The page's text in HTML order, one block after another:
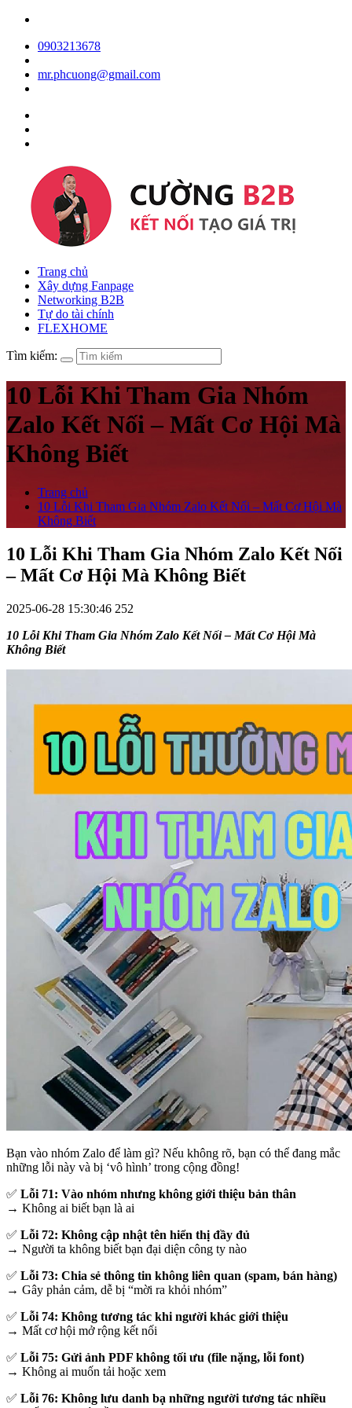
0903213678
mr.phcuong@gmail.com
Trang chủ
Xây dựng Fanpage
Networking B2B
Tự do tài chính
FLEXHOME
Tìm kiếm:
10 Lỗi Khi Tham Gia Nhóm
Zalo Kết Nối – Mất Cơ Hội Mà
Không Biết
Trang chủ
10 Lỗi Khi Tham Gia Nhóm Zalo Kết Nối – Mất Cơ Hội Mà
Không Biết
10 Lỗi Khi Tham Gia Nhóm Zalo Kết Nối
– Mất Cơ Hội Mà Không Biết
2025-06-28 15:30:46 252
10 Lỗi Khi Tham Gia Nhóm Zalo Kết Nối – Mất Cơ Hội Mà
Không Biết
Bạn vào nhóm Zalo để làm gì? Nếu không rõ, bạn có thể đang mắc
những lỗi này và bị ‘vô hình’ trong cộng đồng!
✅ Lỗi 71: Vào nhóm nhưng không giới thiệu bản thân
→ Không ai biết bạn là ai
✅ Lỗi 72: Không cập nhật tên hiển thị đầy đủ
→ Người ta không biết bạn đại diện công ty nào
✅ Lỗi 73: Chia sẻ thông tin không liên quan (spam, bán hàng)
→ Gây phản cảm, dễ bị “mời ra khỏi nhóm”
✅ Lỗi 74: Không tương tác khi người khác giới thiệu
→ Mất cơ hội mở rộng kết nối
✅ Lỗi 75: Gửi ảnh PDF không tối ưu (file nặng, lỗi font)
→ Không ai muốn tải hoặc xem
✅ Lỗi 76: Không lưu danh bạ những người tương tác nhiều